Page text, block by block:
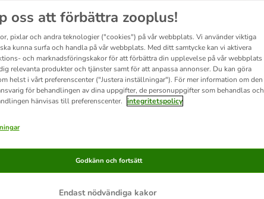
i varje lägenhet. Vi har flera små klösmöbler att välja mellan. Små klösträd
för att släppa lös tigern i sig.
oss att förbättra zooplus!
pixlar och andra teknologier ("cookies") på vår webbplats. Vi använder viktiga
kunna surfa och handla på vår webbplats. Med ditt samtycke kan vi aktivera
och marknadsföringskakor för att förbättra din upplevelse på vår webbplats
relevanta produkter och tjänster samt för att anpassa annonser. Du kan göra
helst i vårt preferenscenter ("Justera inställningar"). För mer information om den
för behandlingen av dina uppgifter, de personuppgifter som behandlas och
hänvisas till preferenscenter. integritetspolicy
Endast nödvändiga kakor
Godkänn och fortsätt